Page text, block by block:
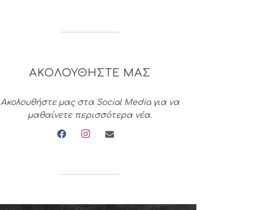
ΑΚΟΛΟΥΘΗΣΤΕ ΜΑΣ
Ακολουθήστε μας στα Social Media για να
μαθαίνετε περισσότερα νέα.
facebookinstagramenvelope